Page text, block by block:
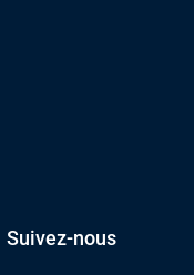
Suivez-nous